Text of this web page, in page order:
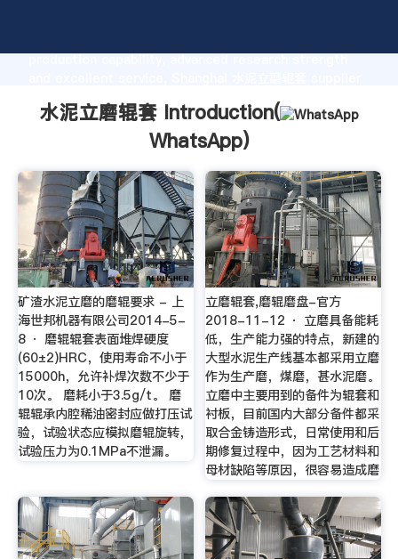
production capability, advanced research strength
水泥立磨辊套 Introduction(
WhatsApp)
矿渣水泥立磨的磨辊要求 - 上
海世邦机器有限公司2014-5-
8 · 磨辊辊套表面堆焊硬度
(60±2)HRC，使用寿命不小于
15000h，允许补焊次数不少于
10次。 磨耗小于3.5g/t。 磨
辊辊承内腔稀油密封应做打压试
验，试验状态应模拟磨辊旋转，
试验压力为0.1MPa不泄漏。
立磨辊套,磨辊磨盘-官方
2018-11-12 · 立磨具备能耗
低，生产能力强的特点，新建的
大型水泥生产线基本都采用立磨
作为生产磨，煤磨，甚水泥磨。
立磨中主要用到的备件为辊套和
衬板，目前国内大部分备件都采
取合金铸造形式，日常使用和后
期修复过程中，因为工艺材料和
母材缺陷等原因，很容易造成磨